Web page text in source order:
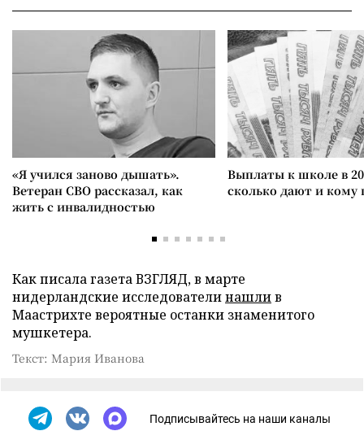
«Я учился заново дышать».
Ветеран СВО рассказал, как
жить с инвалидностью
Выплаты к школе в
сколько дают и
Как писала газета ВЗГЛЯД, в марте
нидерландские исследователинашлив
Маастрихте вероятные останки знаменитого
мушкетера.
Текст: Мария Иванова
Подписывайтесь на наши каналы